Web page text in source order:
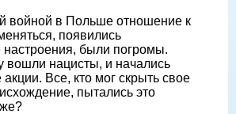
войной в Польше отношение к
появились
настроения, были погромы.
вошли нацисты, и начались
Все, кто мог скрыть свое
пытались это